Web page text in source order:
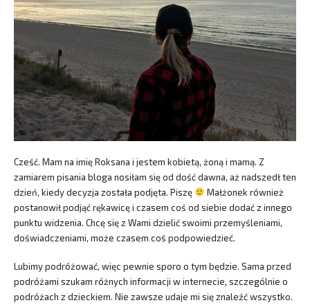
Cześć. Mam na imię Roksana i jestem kobietą, żoną i mamą. Z
zamiarem pisania bloga nosiłam się od dość dawna, aż nadszedł ten
dzień, kiedy decyzja została podjęta. Piszę
Małżonek również
postanowił podjąć rękawicę i czasem coś od siebie dodać z innego
punktu widzenia. Chcę się z Wami dzielić swoimi przemyśleniami,
doświadczeniami, może czasem coś podpowiedzieć.
Lubimy podróżować, więc pewnie sporo o tym będzie. Sama przed
podróżami szukam różnych informacji w internecie, szczególnie o
podróżach z dzieckiem. Nie zawsze udaje mi się znaleźć wszystko.